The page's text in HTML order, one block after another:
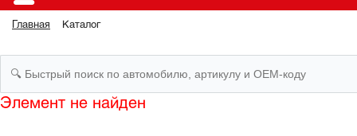
Главная Каталог
Элемент не найден